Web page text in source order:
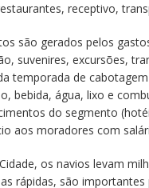
receptivo,
são gerados pelos
suvenires, excursões,
temporada de
bebida, água, lixo e
do segmento
aos moradores com
os navios levam
rápidas, são